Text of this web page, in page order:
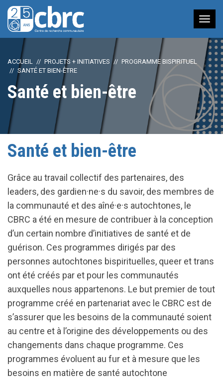
à
ACCUEIL PROJETS + INITIATIVES
PROGRAMME BISPIRITUEL
SANTÉ ET BIEN-ÊTRE
Santé et bien-être
Santé et bien-être
Grâce au travail collectif des partenaires, des
leaders, des gardien·ne·s du savoir, des membres de
la communauté et des aîné·e·s autochtones, le
CBRC a été en mesure de contribuer à la conception
d’un certain nombre d’initiatives de santé et de
guérison. Ces programmes dirigés par des
personnes autochtones bispirituelles, queer et trans
ont été créés par et pour les communautés
auxquelles nous appartenons. Le but premier de tout
programme créé en partenariat avec le CBRC est de
s’assurer que les besoins de la communauté soient
au centre et à l’origine des développements ou des
changements dans chaque programme. Ces
programmes évoluent au fur et à mesure que les
besoins en matière de santé autochtone